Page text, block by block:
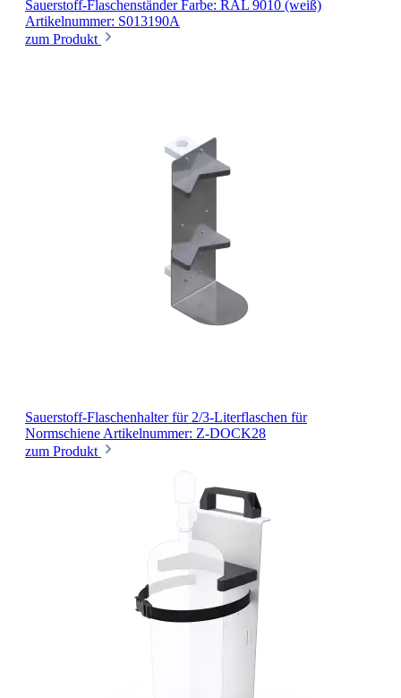
Sauerstoff-Flaschenständer Farbe: RAL 9010 (weiß)
Artikelnummer: S013190A
zum Produkt
Sauerstoff-Flaschenhalter für 2/3-Literflaschen für
Normschiene Artikelnummer: Z-DOCK28
zum Produkt